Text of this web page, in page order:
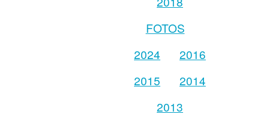
FOTOS
2024
2016
2015
2014
2013